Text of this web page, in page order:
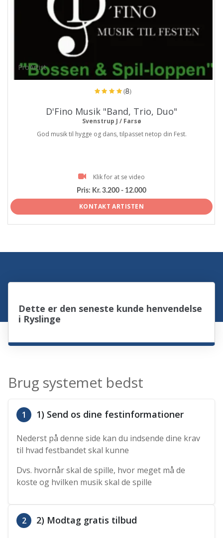
ProArtist
(8)
D'Fino Musik "Band, Trio, Duo"
Svenstrup J / Farsø
God musik til hygge og dans, tilpasset netop din Fest.
Klik for at se video
Pris: Kr. 3.200 - 12.000
KONTAKT ARTISTEN
Dette er den seneste kunde henvendelse
i Ryslinge
Brug systemet bedst
1 1) Send os dine festinformationer
Nederst på denne side kan du indsende dine krav
til hvad festbandet skal kunne
Dvs. hvornår skal de spille, hvor meget må de
koste og hvilken musik skal de spille
2 2) Modtag gratis tilbud